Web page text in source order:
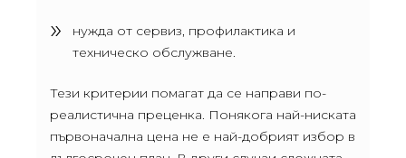
нужда от сервиз, профилактика и
техническо обслужване.
Тези критерии помагат да се направи по-
реалистична преценка. Понякога най-ниската
първоначална цена не е най-добрият избор в